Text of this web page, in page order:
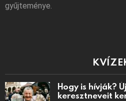
gyűjteménye.
Hogy is hívják?
keresztneveit